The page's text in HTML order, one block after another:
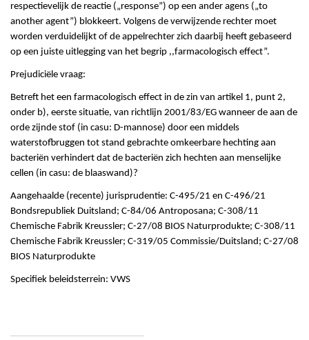
respectievelijk de reactie („response”) op een ander agens („to
another agent”) blokkeert. Volgens de verwijzende rechter moet
worden verduidelijkt of de appelrechter zich daarbij heeft gebaseerd
op een juiste uitlegging van het begrip ,,farmacologisch effect”.
Prejudiciële vraag:
Betreft het een farmacologisch effect in de zin van artikel 1, punt 2,
onder b), eerste situatie, van richtlijn 2001/83/EG wanneer de aan de
orde zijnde stof (in casu: D-mannose) door een middels
waterstofbruggen tot stand gebrachte omkeerbare hechting aan
bacteriën verhindert dat de bacteriën zich hechten aan menselijke
cellen (in casu: de blaaswand)?
Aangehaalde (recente) jurisprudentie: C-495/21 en C-496/21
Bondsrepubliek Duitsland; C-84/06 Antroposana; C-308/11
Chemische Fabrik Kreussler; C-27/08 BIOS Naturprodukte; C-308/11
Chemische Fabrik Kreussler; C-319/05 Commissie/Duitsland; C-27/08
BIOS Naturprodukte
Specifiek beleidsterrein: VWS